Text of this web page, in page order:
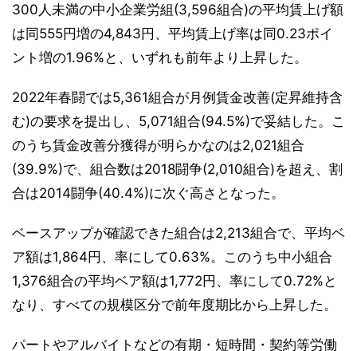
300人未満の中小企業労組(3,596組合)の平均賃上げ額
は同555円増の4,843円、平均賃上げ率は同0.23ポイ
ント増の1.96%と、いずれも前年より上昇した。
2022年春闘では5,361組合が月例賃金改善(定昇維持含
む)の要求を提出し、5,071組合(94.5%)で妥結した。こ
のうち賃金改善分獲得が明らかなのは2,021組合
(39.9%)で、組合数は2018闘争(2,010組合)を超え、割
合は2014闘争(40.4%)に次ぐ高さとなった。
ベースアップが確認できた組合は2,213組合で、平均ベ
ア額は1,864円、率にして0.63%。このうち中小組合
1,376組合の平均ベア額は1,772円、率にして0.72%と
なり、すべての規模区分で前年度期比から上昇した。
パートやアルバイトなどの有期・短時間・契約等労働